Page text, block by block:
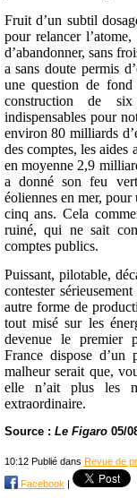
Fruit d’un subtil
pour relancer
d’abandonner, sans
a sans doute permis
une question de
construction de six
indispensables pour
environ 80 milliards
des comptes, les aides
en moyenne 2,9
a donné son feu
éoliennes en mer,
cinq ans. Cela
ruiné, qui ne sait
comptes publics.
Puissant, pilotable,
contester
autre forme de
tout misé sur les
devenue le premier
France dispose d’un
malheur serait que,
elle n’ait plus les
extraordinaire.
Source : Le Figaro 05/
10:12 Publié dans Revue de
Facebook |